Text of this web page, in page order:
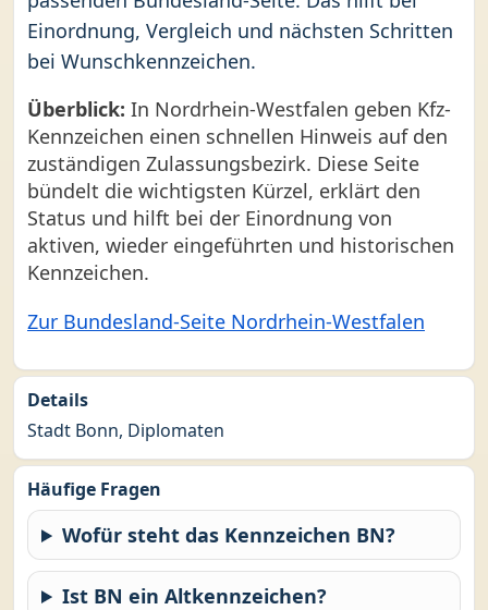
Einordnung, Vergleich und nächsten Schritten
bei Wunschkennzeichen.
Überblick: In Nordrhein-Westfalen geben Kfz-
Kennzeichen einen schnellen Hinweis auf den
zuständigen Zulassungsbezirk. Diese Seite
bündelt die wichtigsten Kürzel, erklärt den
Status und hilft bei der Einordnung von
aktiven, wieder eingeführten und historischen
Kennzeichen.
Zur Bundesland-Seite Nordrhein-Westfalen
Details
Stadt Bonn, Diplomaten
Häufige Fragen
Wofür steht das Kennzeichen BN?
Ist BN ein Altkennzeichen?